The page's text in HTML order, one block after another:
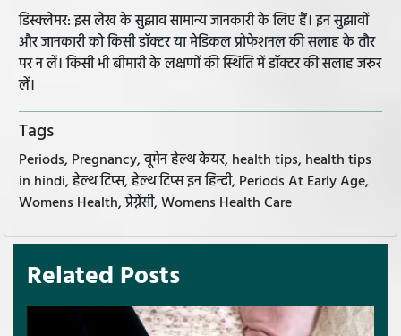
डिस्क्लेमर: इस लेख के सुझाव सामान्य जानकारी के लिए हैं। इन सुझावों
और जानकारी को किसी डॉक्टर या मेडिकल प्रोफेशनल की सलाह के तौर
पर न लें। किसी भी बीमारी के लक्षणों की स्थिति में डॉक्टर की सलाह जरूर
लें।
Tags
Periods, Pregnancy, वूमेन हेल्थ केयर, health tips, health tips
in hindi, हेल्थ टिप्स, हेल्थ टिप्स इन हिन्दी, Periods At Early Age,
Womens Health, प्रेग्नेंसी, Womens Health Care
Related Posts